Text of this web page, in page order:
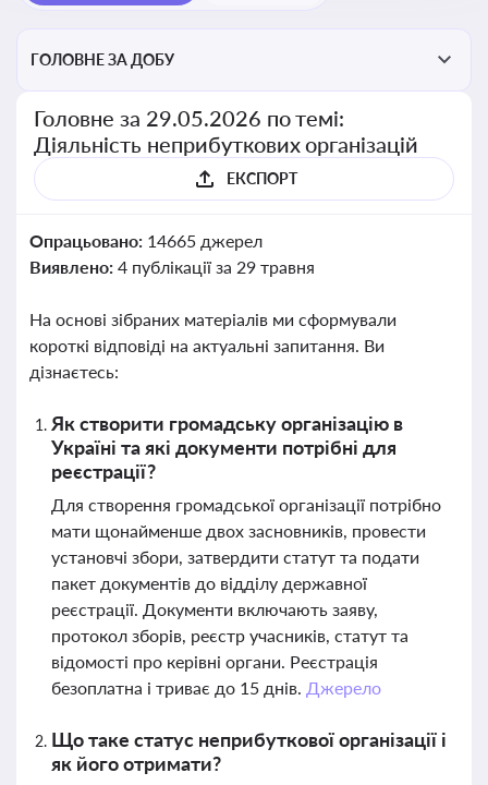
ГОЛОВНЕ ЗА ДОБУ
Головне за 29.05.2026 по темі:
Діяльність неприбуткових організацій
ЕКСПОРТ
Опрацьовано: 14665 джерел
Виявлено: 4 публікації за 29 травня
На основі зібраних матеріалів ми сформували
короткі відповіді на актуальні запитання. Ви
дізнаєтесь:
Як створити громадську організацію в
Україні та які документи потрібні для
реєстрації?
Для створення громадської організації потрібно
мати щонайменше двох засновників, провести
установчі збори, затвердити статут та подати
пакет документів до відділу державної
реєстрації. Документи включають заяву,
протокол зборів, реєстр учасників, статут та
відомості про керівні органи. Реєстрація
безоплатна і триває до 15 днів. Джерело
Що таке статус неприбуткової організації і
як його отримати?